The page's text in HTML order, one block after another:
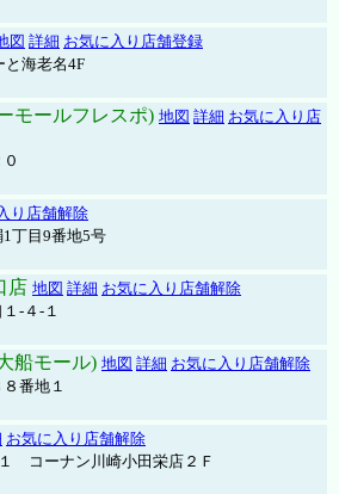
図 詳細 お気に入り店舗登録
と海老名4F
モールフレスポ) 地図 詳細 お気に入り店
り店舗解除
丁目9番地5号
店 地図 詳細 お気に入り店舗解除
-４-１
船モール) 地図 詳細 お気に入り店舗解除
番地１
お気に入り店舗解除
コーナン川崎小田栄店２Ｆ